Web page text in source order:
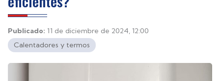
Publicado: 11 de diciembre de 2024, 12:00
Calentadores y termos